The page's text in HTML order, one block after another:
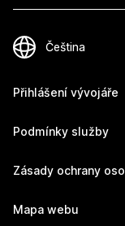
Přihlášení vývojáře
Podmínky služby
Zásady ochrany
Mapa webu